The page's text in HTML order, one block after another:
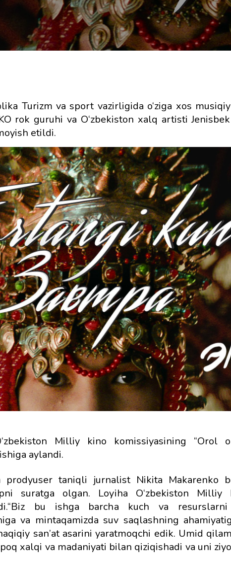
Turizm va sport vazirligida o‘ziga xos
rok guruhi va O‘zbekiston xalq artisti
etildi.
Milliy kino komissiyasining “Orol
aylandi.
taniqli jurnalist Nikita Makarenko
suratga olgan. Loyiha O‘zbekiston
bu ishga barcha kuch va resurslarni
va mintaqamizda suv saqlashning
san’at asarini yaratmoqchi edik. Umid
xalqi va madaniyati bilan qiziqishadi va uni